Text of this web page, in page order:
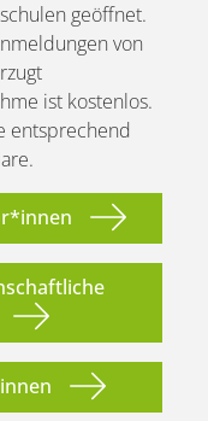
geöffnet.
von
ist kostenlos.
entsprechend